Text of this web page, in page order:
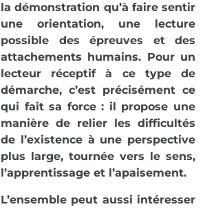
la démonstration qu’à faire sentir
une orientation, une lecture
possible des épreuves et des
attachements humains. Pour un
lecteur réceptif à ce type de
démarche, c’est précisément ce
qui fait sa force : il propose une
manière de relier les difficultés
de l’existence à une perspective
plus large, tournée vers le sens,
l’apprentissage et l’apaisement.
L’ensemble peut aussi intéresser